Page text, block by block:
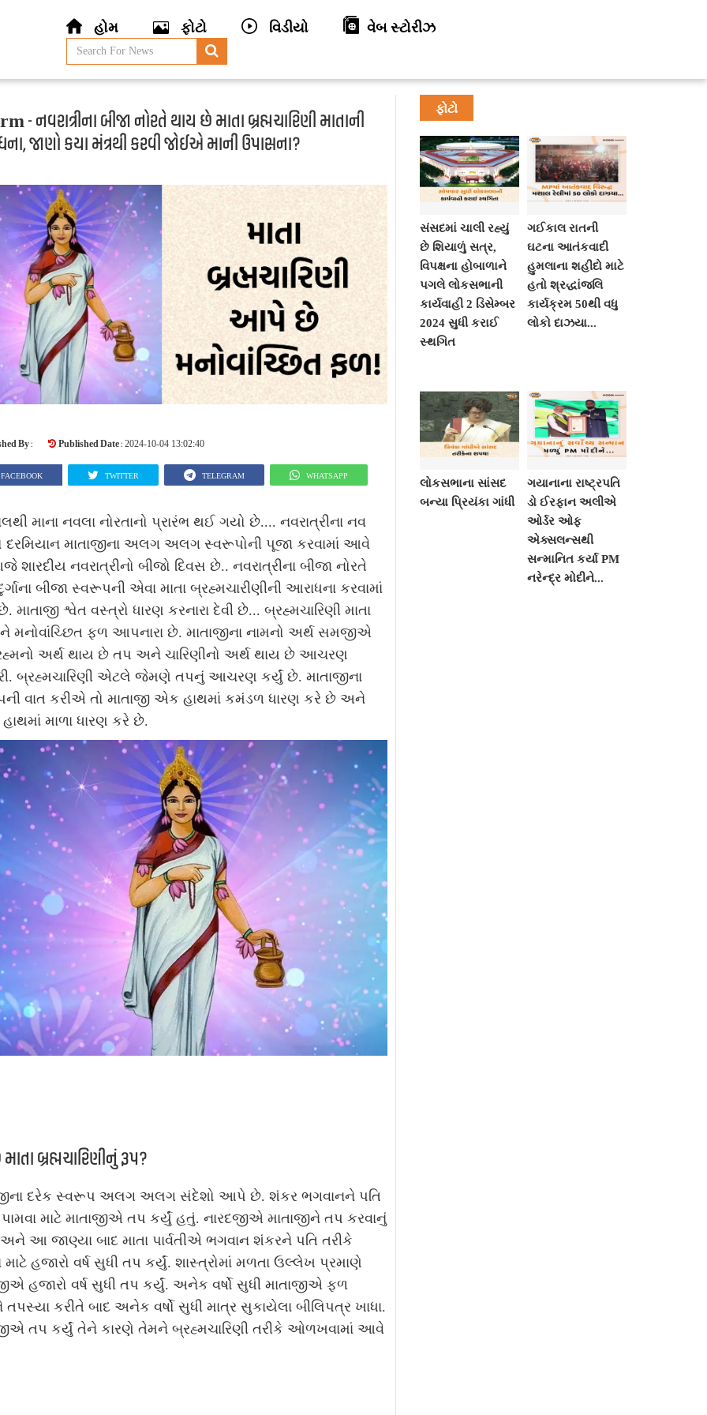
હોમ ફોટો વિડીયો વેબ સ્ટોરીઝ
- નવરાત્રીના બીજા નોરતે થાય છે માતા બ્રહ્મચારિણી માતાની
જાણો કયા મંત્રથી કરવી જોઈએ માની ઉપાસના?
By : Published Date : 2024-10-04 13:02:40
FACEBOOK TWITTER TELEGRAM WHATSAPP
માના નવલા નોરતાનો પ્રારંભ થઈ ગયો છે.... નવરાત્રીના નવ
દરમિયાન માતાજીના અલગ અલગ સ્વરૂપોની પૂજા કરવામાં આવે
નવરાત્રીનો બીજો દિવસ છે.. નવરાત્રીના બીજા નોરતે
બીજા સ્વરૂપની એવા માતા બ્રહ્મચારીણીની આરાધના કરવામાં
શ્વેત વસ્ત્રો ધારણ કરનારા દેવી છે... બ્રહ્મચારિણી માતા
મનોવાંચ્છિત ફળ આપનારા છે. માતાજીના નામનો અર્થ સમજીએ
અર્થ થાય છે તપ અને ચારિણીનો અર્થ થાય છે આચરણ
બ્રહ્મચારિણી એટલે જેમણે તપનું આચરણ કર્યું છે. માતાજીના
વાત કરીએ તો માતાજી એક હાથમાં કમંડળ ધારણ કરે છે અને
માળા ધારણ કરે છે.
બ્રહ્મચારિણીનું રૂપ?
દરેક સ્વરૂપ અલગ અલગ સંદેશો આપે છે. શંકર ભગવાનને પતિ
માટે માતાજીએ તપ કર્યું હતું. નારદજીએ માતાજીને તપ કરવાનું
આ જાણ્યા બાદ માતા પાર્વતીએ ભગવાન શંકરને પતિ તરીકે
માટે હજારો વર્ષ સુધી તપ કર્યું. શાસ્ત્રોમાં મળતા ઉલ્લેખ પ્રમાણે
હજારો વર્ષ સુધી તપ કર્યું. અનેક વર્ષો સુધી માતાજીએ ફળ
કરીતે બાદ અનેક વર્ષો સુધી માત્ર સુકાયેલા બીલિપત્ર ખાધા.
તપ કર્યું તેને કારણે તેમને બ્રહ્મચારિણી તરીકે ઓળખવામાં આવે
ફોટો
સંસદમાં ચાલી રહ્યું
છે શિયાળું સત્ર,
વિપક્ષના હોબાળાને
પગલે લોકસભાની
કાર્યવાહી 2 ડિસેમ્બર
2024 સુધી કરાઈ
સ્થગિત
ગઈકાલ રાતની
ઘટના આતંકવાદી
હુમલાના શહીદો માટે
હતો શ્રદ્ધાંજલિ
કાર્યક્રમ 50થી વધુ
લોકો દાઝયા...
લોકસભાના સાંસદ
બન્યા પ્રિયંકા ગાંધી
ગયાનાના રાષ્ટ્રપતિ
ડો ઈરફાન અલીએ
ઓર્ડર ઓફ
એક્સલન્સથી
સન્માનિત કર્યા PM
નરેન્દ્ર મોદીને...